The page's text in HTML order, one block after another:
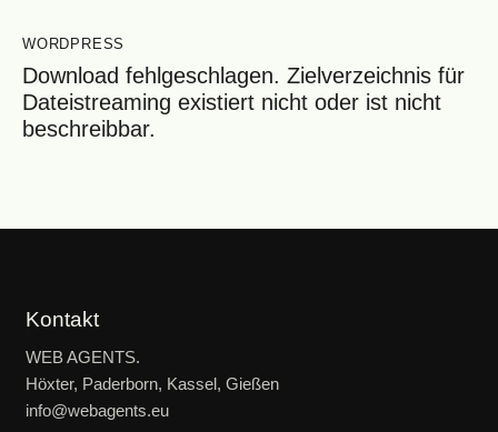
WORDPRESS
Download fehlgeschlagen. Zielverzeichnis für
Dateistreaming existiert nicht oder ist nicht
beschreibbar.
Kontakt
WEB AGENTS.
Höxter, Paderborn, Kassel, Gießen
info@webagents.eu